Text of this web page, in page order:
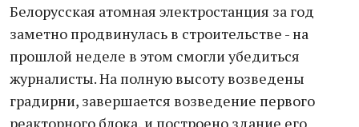
Белорусская атомная электростанция за год
заметно продвинулась в строительстве - на
прошлой неделе в этом смогли убедиться
журналисты. На полную высоту возведены
градирни, завершается возведение первого
реакторного блока, и построено здание его